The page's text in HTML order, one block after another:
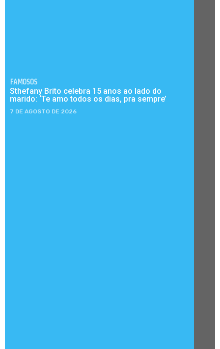
FAMOSOS
Sthefany Brito celebra 15 anos ao lado do
marido: ‘Te amo todos os dias, pra sempre’
7 DE AGOSTO DE 2026